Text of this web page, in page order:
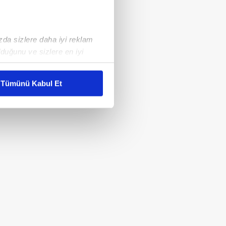
sizlere daha iyi reklam
ve sizlere en iyi
karşılamak
kullanılmaktadır. Bu
sunulması
ve sizlere yönelik
ve sitemizde ilgili
Tümünü Kabul Et